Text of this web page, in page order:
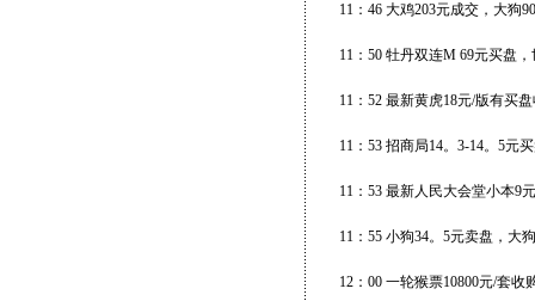
11：46 大鸡203元成交，大狗
11：50 牡丹双连M 69元买盘
11：52 最新黄虎18元/版有买
11：53 招商局14。3-14。5元
11：53 最新人民大会堂小本9
11：55 小狗34。5元卖盘，大
12：00 一轮猴票10800元/套